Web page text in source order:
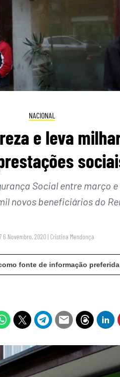
NACIONAL
e leva
Social entre março
novos beneficiários do
6 Novembro, 2020 | Cristina Mendonça
fonte de informação preferida